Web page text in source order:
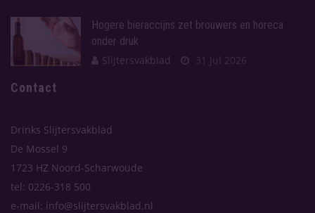
Hogere bieraccijns zet brouwers en horeca
onder druk
Slijtersvakblad
31 Jul 2026
Contact
Drinks Slijtersvakblad
De Mossel 9
1723 HZ Noord-Scharwoude
tel: 0226-318 500
e-mail: info@slijtersvakblad.nl